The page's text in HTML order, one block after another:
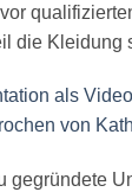
die Kleidung
als
von
gegründete